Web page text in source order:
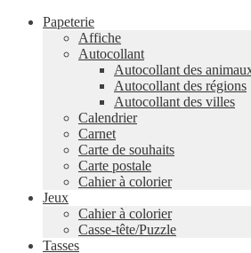
Papeterie
Affiche
Autocollant
Autocollant des
Autocollant des régions
Autocollant des villes
Calendrier
Carnet
Carte de souhaits
Carte postale
Cahier à colorier
Jeux
Cahier à colorier
Casse-tête/Puzzle
Tasses